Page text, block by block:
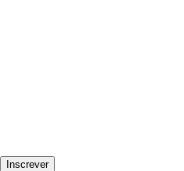
Inscrever